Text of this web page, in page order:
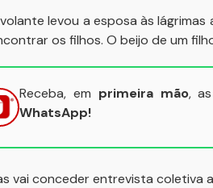
levou a esposa às
os filhos. O beijo de um
Receba, em primeira mão,
WhatsApp!
vai conceder entrevista coletiva